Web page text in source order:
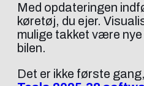
Med opdateringen
køretøj, du ejer.
mulige takket være
bilen.
Det er ikke første